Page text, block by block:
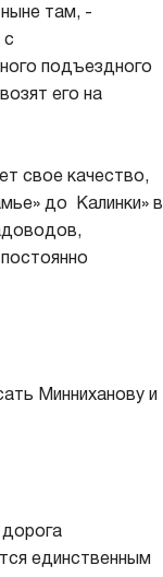
ныне там, -
с
подъездного
его на
свое качество,
до Калинки» в
Минниханову и
единственным